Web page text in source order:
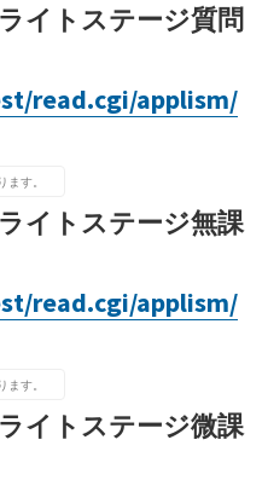
イトステージ質問
read.cgi/applism/
す。
イトステージ無課
read.cgi/applism/
す。
イトステージ微課